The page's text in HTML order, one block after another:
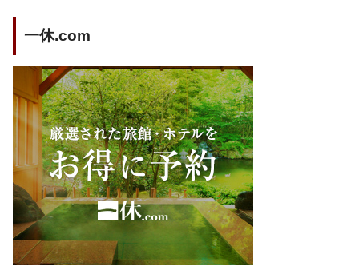
一休.com